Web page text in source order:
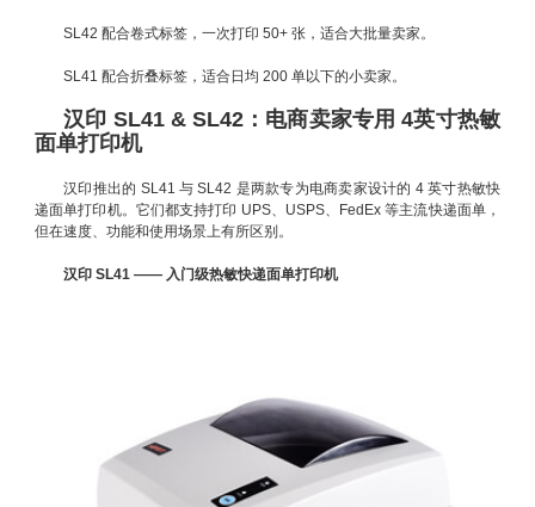
SL42 配合卷式标签，一次打印 50+ 张，适合大批量卖家。
SL41 配合折叠标签，适合日均 200 单以下的小卖家。
汉印 SL41 & SL42：电商卖家专用 4英寸热敏
面单打印机
汉印推出的 SL41 与 SL42 是两款专为电商卖家设计的 4 英寸热敏快
递面单打印机。它们都支持打印 UPS、USPS、FedEx 等主流快递面单，
但在速度、功能和使用场景上有所区别。
汉印 SL41 —— 入门级热敏快递面单打印机